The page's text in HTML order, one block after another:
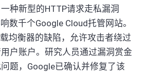
种新型的HTTP请求走私漏洞
数千个Google Cloud托管网站。
均衡器的缺陷，允许攻击者绕过
户账户。研究人员通过漏洞赏金
题，Google已确认并修复了该